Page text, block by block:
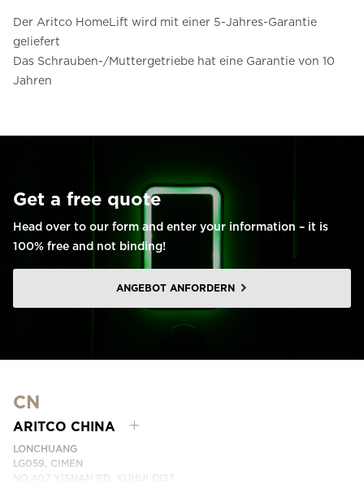
Der Aritco HomeLift wird mit einer 5-Jahres-Garantie
geliefert
Das Schrauben-/Muttergetriebe hat eine Garantie von 10
Jahren
Get a free quote
Head over to our form and enter your information – it is
100% free and not binding!
ANGEBOT ANFORDERN
CN
ARITCO CHINA
LONCHUANG
LG059, CIMEN
NO.407 YISHAN RD, XUHUI DIST.